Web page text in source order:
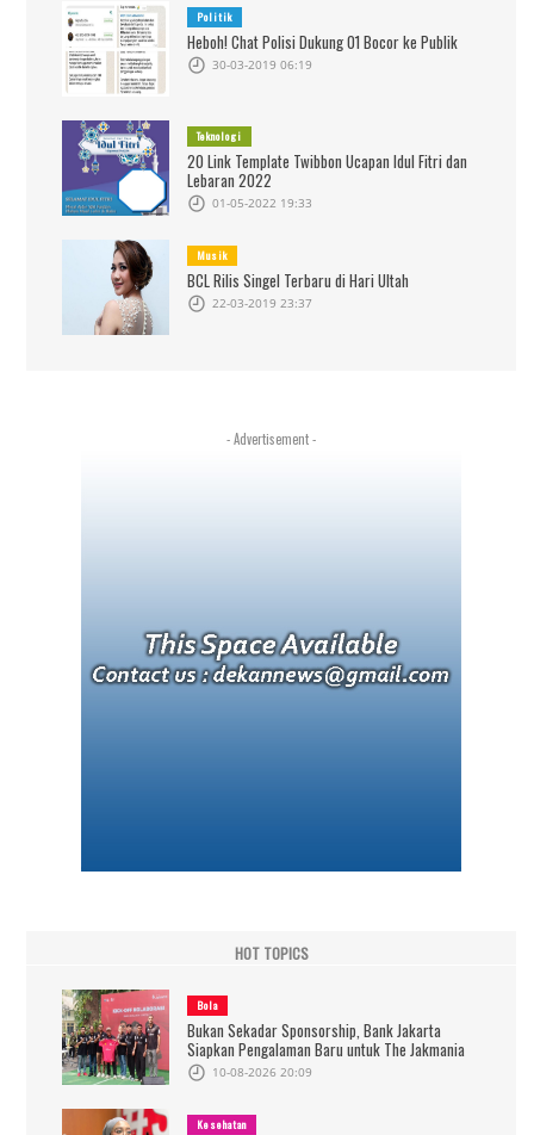
Politik
Heboh! Chat Polisi Dukung 01 Bocor ke Publik
30-03-2019 06:19
Teknologi
20 Link Template Twibbon Ucapan Idul Fitri dan
Lebaran 2022
01-05-2022 19:33
Musik
BCL Rilis Singel Terbaru di Hari Ultah
22-03-2019 23:37
- Advertisement -
HOT TOPICS
Bola
Bukan Sekadar Sponsorship, Bank Jakarta
Siapkan Pengalaman Baru untuk The Jakmania
10-08-2026 20:09
Kesehatan